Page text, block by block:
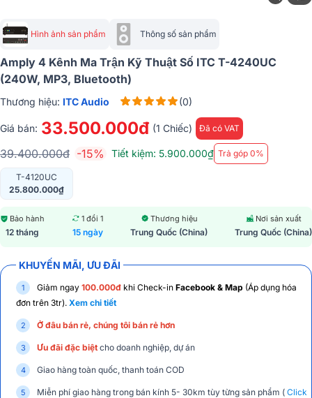
Hình ảnh sản phẩm Thông số sản phẩm
Amply 4 Kênh Ma Trận Kỹ Thuật Số ITC T-4240UC
(240W, MP3, Bluetooth)
Thương hiệu: ITC Audio (0)
Giá bán: 33.500.000đ (1 Chiếc) Đã có VAT
39.400.000đ -15% Tiết kiệm: 5.900.000₫ Trả góp 0%
T-4120UC
25.800.000₫
Bảo hành
12 tháng
1 đổi 1
15 ngày
Thương hiệu
Trung Quốc (China)
Nơi sản xuất
Trung Quốc (China)
KHUYẾN MÃI, ƯU ĐÃI
Giảm ngay 100.000đ khi Check-in Facebook & Map (Áp dụng hóa
đơn trên 3tr). Xem chi tiết
Ở đâu bán rẻ, chúng tôi bán rẻ hơn
Ưu đãi đặc biệt cho doanh nghiệp, dự án
Giao hàng toàn quốc, thanh toán COD
Miễn phí giao hàng trong bán kính 5- 30km tùy từng sản phẩm ( Click